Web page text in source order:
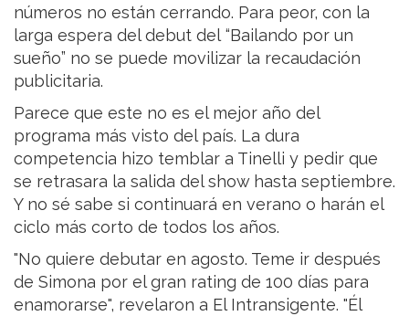
números no están cerrando. Para peor, con la
larga espera del debut del “Bailando por un
sueño” no se puede movilizar la recaudación
publicitaria.
Parece que este no es el mejor año del
programa más visto del país. La dura
competencia hizo temblar a Tinelli y pedir que
se retrasara la salida del show hasta septiembre.
Y no sé sabe si continuará en verano o harán el
ciclo más corto de todos los años.
"No quiere debutar en agosto. Teme ir después
de Simona por el gran rating de 100 días para
enamorarse", revelaron a El Intransigente. "Él